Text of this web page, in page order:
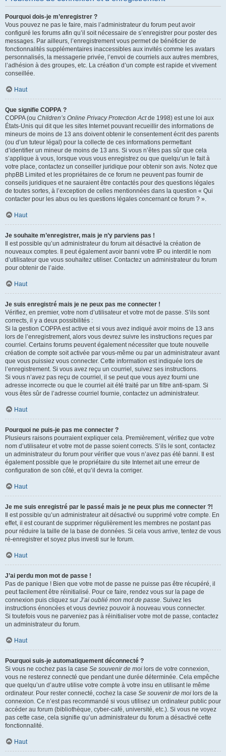
Pourquoi dois-je m’enregistrer ?
Vous pouvez ne pas le faire, mais l’administrateur du forum peut avoir
configuré les forums afin qu’il soit nécessaire de s’enregistrer pour poster des
messages. Par ailleurs, l’enregistrement vous permet de bénéficier de
fonctionnalités supplémentaires inaccessibles aux invités comme les avatars
personnalisés, la messagerie privée, l’envoi de courriels aux autres membres,
l’adhésion à des groupes, etc. La création d’un compte est rapide et vivement
conseillée.
Haut
Que signifie COPPA ?
COPPA (ou Children’s Online Privacy Protection Actde 1998) est une loi aux
États-Unis qui dit que les sites Internet pouvant recueillir des informations de
mineurs de moins de 13 ans doivent obtenir le consentement écrit des parents
(ou d’un tuteur légal) pour la collecte de ces informations permettant
d’identifier un mineur de moins de 13 ans. Si vous n’êtes pas sûr que cela
s’applique à vous, lorsque vous vous enregistrez ou que quelqu’un le fait à
votre place, contactez un conseiller juridique pour obtenir son avis. Notez que
phpBB Limited et les propriétaires de ce forum ne peuvent pas fournir de
conseils juridiques et ne sauraient être contactés pour des questions légales
de toutes sortes, à l’exception de celles mentionnées dans la question « Qui
contacter pour les abus ou les questions légales concernant ce forum ? ».
Haut
Je souhaite m’enregistrer, mais je n’y parviens pas !
Il est possible qu’un administrateur du forum ait désactivé la création de
nouveaux comptes. Il peut également avoir banni votre IP ou interdit le nom
d’utilisateur que vous souhaitez utiliser. Contactez un administrateur du forum
pour obtenir de l’aide.
Haut
Je suis enregistré mais je ne peux pas me connecter !
Vérifiez, en premier, votre nom d’utilisateur et votre mot de passe. S’ils sont
corrects, il y a deux possibilités :
Si la gestion COPPA est active et si vous avez indiqué avoir moins de 13 ans
lors de l’enregistrement, alors vous devrez suivre les instructions reçues par
courriel. Certains forums peuvent également nécessiter que toute nouvelle
création de compte soit activée par vous-même ou par un administrateur avant
que vous puissiez vous connecter. Cette information est indiquée lors de
l’enregistrement. Si vous avez reçu un courriel, suivez ses instructions.
Si vous n’avez pas reçu de courriel, il se peut que vous ayez fourni une
adresse incorrecte ou que le courriel ait été traité par un filtre anti-spam. Si
vous êtes sûr de l’adresse courriel fournie, contactez un administrateur.
Haut
Pourquoi ne puis-je pas me connecter ?
Plusieurs raisons pourraient expliquer cela. Premièrement, vérifiez que votre
nom d’utilisateur et votre mot de passe soient corrects. S’ils le sont, contactez
un administrateur du forum pour vérifier que vous n’avez pas été banni. Il est
également possible que le propriétaire du site Internet ait une erreur de
configuration de son côté, et qu’il devra la corriger.
Haut
Je me suis enregistré par le passé mais je ne peux plus me connecter ?!
Il est possible qu’un administrateur ait désactivé ou supprimé votre compte. En
effet, il est courant de supprimer régulièrement les membres ne postant pas
pour réduire la taille de la base de données. Si cela vous arrive, tentez de vous
ré-enregistrer et soyez plus investi sur le forum.
Haut
J’ai perdu mon mot de passe !
Pas de panique ! Bien que votre mot de passe ne puisse pas être récupéré, il
peut facilement être réinitialisé. Pour ce faire, rendez vous sur la page de
connexion puis cliquez sur J’ai oublié mon mot de passe. Suivez les
instructions énoncées et vous devriez pouvoir à nouveau vous connecter.
Si toutefois vous ne parveniez pas à réinitialiser votre mot de passe, contactez
un administrateur du forum.
Haut
Pourquoi suis-je automatiquement déconnecté ?
Si vous ne cochez pas la case Se souvenir de moi lors de votre connexion,
vous ne resterez connecté que pendant une durée déterminée. Cela empêche
que quelqu’un d’autre utilise votre compte à votre insu en utilisant le même
ordinateur. Pour rester connecté, cochez la case Se souvenir de moi lors de la
connexion. Ce n’est pas recommandé si vous utilisez un ordinateur public pour
accéder au forum (bibliothèque, cyber-café, université, etc.). Si vous ne voyez
pas cette case, cela signifie qu’un administrateur du forum a désactivé cette
fonctionnalité.
Haut